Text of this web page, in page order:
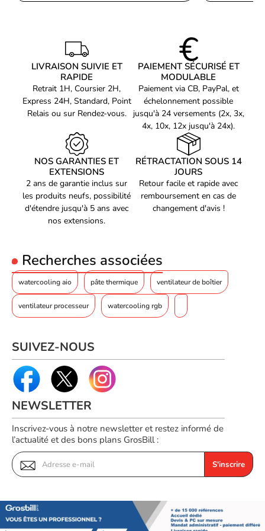
Diamètre ventilateur
120 mm
Vitesse de rotation mini
Vitesse de rotation maxi
2450 RPM
Débit d'air maxi
Pression
3.26 mm/H2O
Matériau(x)
Cuivre/Aluminium
Compatibilité radiateur
Radiateur 360 mm
Hauteur (ventilateur
inclus)
55 mm
Largeur (ventilateur
inclus)
399.5 mm
Profondeur (ventilateur
Référence constructeur
GA2ALCD36B-TBE Voir les watercooling Lian-Li
LIVRAISON SUIVIE ET
RAPIDE
Retrait 1H, Coursier 2H,
Express 24H, Standard, Point
Relais ou sur Rendez-vous.
PAIEMENT SÉCURISÉ ET
MODULABLE
Paiement via CB, PayPal, et
échelonnement possible
jusqu'à 24 versements (2x, 3x,
4x, 10x, 12x jusqu'à 24x).
NOS GARANTIES ET
EXTENSIONS
2 ans de garantie inclus sur
les produits neufs, possibilité
d'étendre jusqu'à 5 ans avec
nos extensions.
RÉTRACTATION SOUS 14
JOURS
Retour facile et rapide avec
remboursement en cas de
changement d'avis !
Recherches associées
watercooling aio pâte thermique ventilateur de boîtier
ventilateur processeur watercooling rgb
SUIVEZ-NOUS
NEWSLETTER
Inscrivez-vous à notre newsletter et restez informé de
l’actualité et des bons plans GrosBill :
S'inscrire